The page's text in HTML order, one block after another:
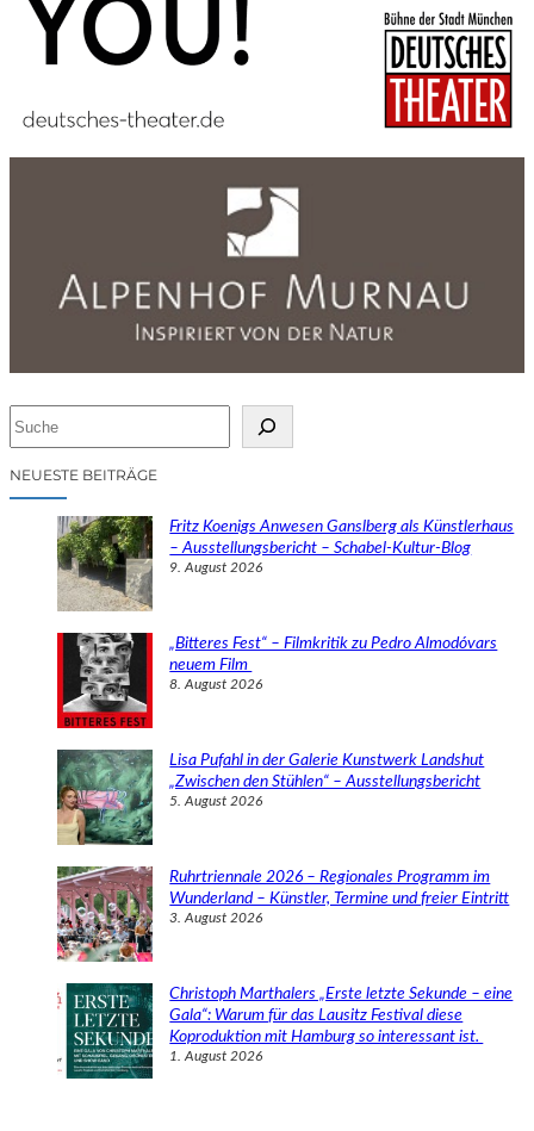
cNEUESTE BEITRÄGE
Fritz Koenigs Anwesen Ganslberg als Künstlerhaus
– Ausstellungsbericht – Schabel-Kultur-Blog
9. August 2026
„Bitteres Fest“ – Filmkritik zu Pedro Almodóvars
neuem Film
8. August 2026
Lisa Pufahl in der Galerie Kunstwerk Landshut
„Zwischen den Stühlen“ – Ausstellungsbericht
5. August 2026
Ruhrtriennale 2026 – Regionales Programm im
Wunderland – Künstler, Termine und freier Eintritt
3. August 2026
Christoph Marthalers „Erste letzte Sekunde – eine
Gala“: Warum für das Lausitz Festival diese
Koproduktion mit Hamburg so interessant ist.
1. August 2026